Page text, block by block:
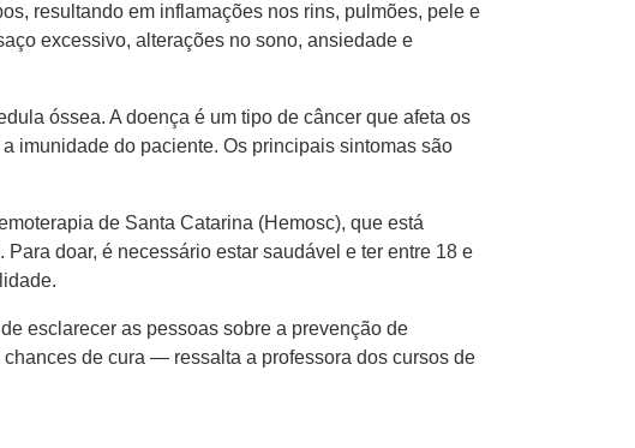
resultando em inflamações nos rins, pulmões, pele e
excessivo, alterações no sono, ansiedade e
óssea. A doença é um tipo de câncer que afeta os
imunidade do paciente. Os principais sintomas são
de Santa Catarina (Hemosc), que está
doar, é necessário estar saudável e ter entre 18 e
esclarecer as pessoas sobre a prevenção de
de cura — ressalta a professora dos cursos de